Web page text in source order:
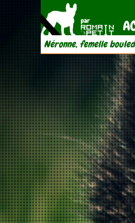
Néronne, femelle